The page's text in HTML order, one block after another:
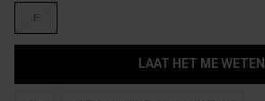
F
LAAT HET ME WETEN